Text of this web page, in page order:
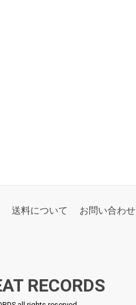
送料について お問い合わせ
RECORDS